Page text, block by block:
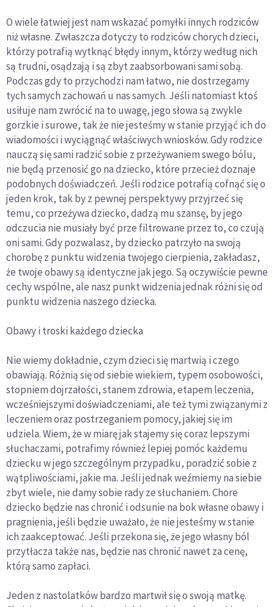
O wiele łatwiej jest nam wskazać pomyłki innych rodziców
niż własne. Zwłaszcza dotyczy to rodziców chorych dzieci,
którzy potrafią wytknąć błędy innym, którzy według nich
są trudni, osądzają i są zbyt zaabsorbowani sami sobą.
Podczas gdy to przychodzi nam łatwo, nie dostrzegamy
tych samych zachowań u nas samych. Jeśli natomiast ktoś
usiłuje nam zwrócić na to uwagę, jego słowa są zwykle
gorzkie i surowe, tak że nie jesteśmy w stanie przyjąć ich do
wiadomości i wyciągnąć właściwych wniosków. Gdy rodzice
nauczą się sami radzić sobie z przeżywaniem swego bólu,
nie będą przenosić go na dziecko, które przecież doznaje
podobnych doświadczeń. Jeśli rodzice potrafią cofnąć się o
jeden krok, tak by z pewnej perspektywy przyjrzeć się
temu, co przeżywa dziecko, dadzą mu szansę, by jego
odczucia nie musiały być prze filtrowane przez to, co czują
oni sami. Gdy pozwalasz, by dziecko patrzyło na swoją
chorobę z punktu widzenia twojego cierpienia, zakładasz,
że twoje obawy są identyczne jak jego. Są oczywiście pewne
cechy wspólne, ale nasz punkt widzenia jednak różni się od
punktu widzenia naszego dziecka.
Obawy i troski każdego dziecka
Nie wiemy dokładnie, czym dzieci się martwią i czego
obawiają. Różnią się od siebie wiekiem, typem osobowości,
stopniem dojrzałości, stanem zdrowia, etapem leczenia,
wcześniejszymi doświadczeniami, ale też tymi związanymi z
leczeniem oraz postrzeganiem pomocy, jakiej się im
udziela. Wiem, że w miarę jak stajemy się coraz lepszymi
słuchaczami, potrafimy również lepiej pomóc każdemu
dziecku w jego szczególnym przypadku, poradzić sobie z
wątpliwościami, jakie ma. Jeśli jednak weźmiemy na siebie
zbyt wiele, nie damy sobie rady ze słuchaniem. Chore
dziecko będzie nas chronić i odsunie na bok własne obawy i
pragnienia, jeśli będzie uważało, że nie jesteśmy w stanie
ich zaakceptować. Jeśli przekona się, że jego własny ból
przytłacza także nas, będzie nas chronić nawet za cenę,
którą samo zapłaci.
Jeden z nastolatków bardzo martwił się o swoją matkę.